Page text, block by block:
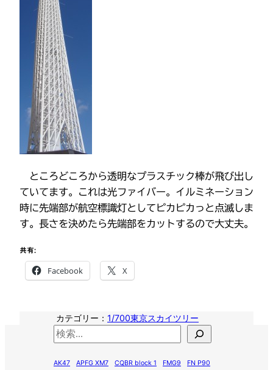
ところどころから透明なプラスチック棒が飛び出し
ていてます。これは光ファイバー。イルミネーション
時に先端部が航空標識灯としてピカピカっと点滅しま
す。長さを決めたら先端部をカットするので大丈夫。
共有:
Facebook X
カテゴリー： 1/700東京スカイツリー
検
AK47 APFG XM7 CQBR block 1 FMG9 FN P90